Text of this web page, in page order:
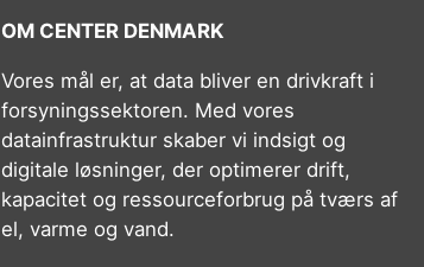
OM CENTER DENMARK
Vores mål er, at data bliver en drivkraft i
forsyningssektoren. Med vores
datainfrastruktur skaber vi indsigt og
digitale løsninger, der optimerer drift,
kapacitet og ressourceforbrug på tværs af
el, varme og vand.